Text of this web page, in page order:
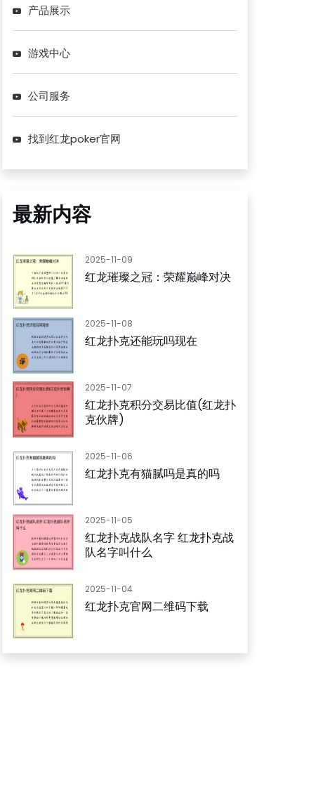
产品展示
游戏中心
公司服务
找到红龙poker官网
最新内容
2025-11-09
红龙璀璨之冠：荣耀巅峰对决
2025-11-08
红龙扑克还能玩吗现在
2025-11-07
红龙扑克积分交易比值(红龙扑
克伙牌)
2025-11-06
红龙扑克有猫腻吗是真的吗
2025-11-05
红龙扑克战队名字 红龙扑克战
队名字叫什么
2025-11-04
红龙扑克官网二维码下载